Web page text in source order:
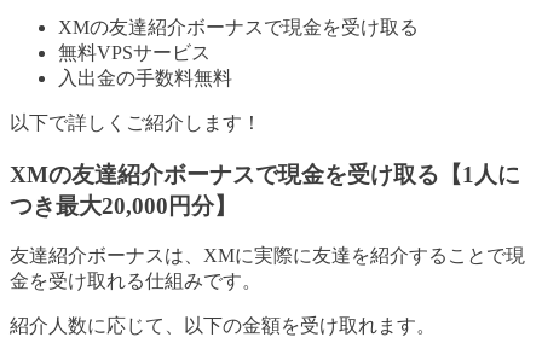
XMの友達紹介ボーナスで現金を受け取る
無料VPSサービス
入出金の手数料無料
以下で詳しくご紹介します！
XMの友達紹介ボーナスで現金を受け取る【1人に
つき最大20,000円分】
友達紹介ボーナスは、XMに実際に友達を紹介することで現
金を受け取れる仕組みです。
紹介人数に応じて、以下の金額を受け取れます。